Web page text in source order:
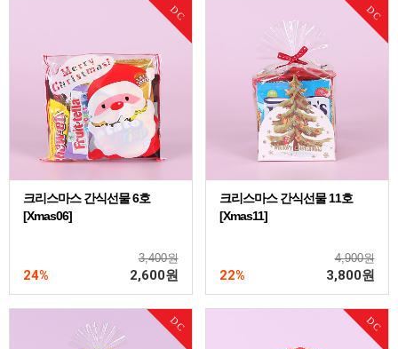
DC
크리스마스 간식선물 6호
[Xmas06]
3,400원
24% 2,600원
DC
크리스마스 간식선물 11호
[Xmas11]
4,900원
22% 3,800원
DC DC